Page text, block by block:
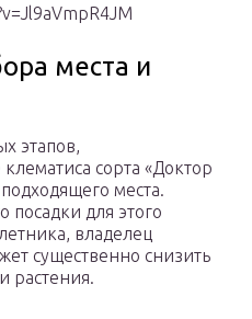
места и
этапов,
сорта «Доктор
места.
посадки для этого
владелец
существенно снизить
растения.